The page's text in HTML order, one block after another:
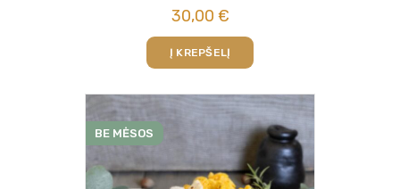
30,00 €
Į KREPŠELĮ
BE MĖSOS